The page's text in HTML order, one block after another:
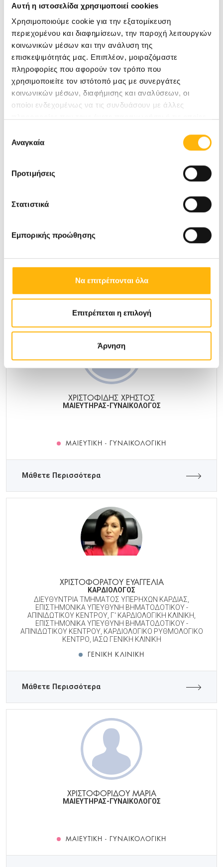
Αυτή η ιστοσελίδα χρησιμοποιεί cookies
Χρησιμοποιούμε cookie για την εξατομίκευση
περιεχομένου και διαφημίσεων, την παροχή λειτουργιών
κοινωνικών μέσων και την ανάλυση της
επισκεψιμότητάς μας. Επιπλέον, μοιραζόμαστε
πληροφορίες που αφορούν τον τρόπο που
χρησιμοποιείτε τον ιστότοπό μας με συνεργάτες
κοινωνικών μέσων, διαφήμισης και αναλύσεων, οι
οποίοι ενδεχομένως να τις συνδυάσουν με άλλες
των υπηρεσιών τους.
συγκατάθεσης
Αναγκαία
Προτιμήσεις
Στατιστικά
Εμπορικής προώθησης
Να επιτρέπονται όλα
Επιτρέπεται η επιλογή
Άρνηση
ΧΡΙΣΤΟΠΟΥΛΟΣ ΠΑΝΑΓΙΩΤΗΣ
ΜΑΙΕΥΤΗΡΑΣ-ΓΥΝΑΙΚΟΛΟΓΟΣ
ΕΠΙΚΟΥΡΟΣ ΚΑΘΗΓΗΤΗΣ ΜΑΙΕΥΤΙΚΗΣ & ΓΥΝΑΙΚΟΛΟΓΙΑΣ -
ΠΑΙΔΙΚΗΣ & ΕΦΗΒΙΚΗΣ ΓΥΝΑΙΚΟΛΟΓΙΑΣ
Β' ΜΑΙΕΥΤΙΚΗ - ΓΥΝΑΙΚΟΛΟΓΙΚΗ ΚΛΙΝΙΚΗ
ΕΘΝΙΚΟ & ΚΑΠΟΔΙΣΤΡΙΑΚΟ ΠΑΝΕΠΙΣΤΗΜΙΟ ΑΘΗΝΩΝ
ΜΑΙΕΥΤΙΚΉ - ΓΥΝΑΙΚΟΛΟΓΙΚΉ
Μάθετε Περισσότερα
ΜΑΙΕΥΤΙΚΉ - ΓΥΝΑΙΚΟΛΟΓΙΚΉ
ΧΡΙΣΤΟΦΙΔΗΣ ΧΡΗΣΤΟΣ
ΜΑΙΕΥΤΗΡΑΣ-ΓΥΝΑΙΚΟΛΟΓΟΣ
ΜΑΙΕΥΤΙΚΉ - ΓΥΝΑΙΚΟΛΟΓΙΚΉ
Μάθετε Περισσότερα
ΧΡΙΣΤΟΦΟΡΑΤΟΥ ΕΥΑΓΓΕΛΙΑ
ΚΑΡΔΙΟΛΟΓΟΣ
ΔΙΕΥΘΥΝΤΡΙΑ ΤΜΗΜΑΤΟΣ ΥΠΕΡΗΧΩΝ ΚΑΡΔΙΑΣ,
ΕΠΙΣΤΗΜΟΝΙΚΑ ΥΠΕΥΘΥΝΗ ΒΗΜΑΤΟΔΟΤΙΚΟΥ -
ΑΠΙΝΙΔΩΤΙΚΟΥ ΚΕΝΤΡΟΥ, Γ' ΚΑΡΔΙΟΛΟΓΙΚΗ ΚΛΙΝΙΚΗ,
ΕΠΙΣΤΗΜΟΝΙΚΑ ΥΠΕΥΘΥΝΗ ΒΗΜΑΤΟΔΟΤΙΚΟΥ -
ΑΠΙΝΙΔΩΤΙΚΟΥ ΚΕΝΤΡΟΥ, ΚΑΡΔΙΟΛΟΓΙΚΟ ΡΥΘΜΟΛΟΓΙΚΟ
ΚΕΝΤΡΟ, ΙΑΣΩ ΓΕΝΙΚΗ ΚΛΙΝΙΚΗ
ΓΕΝΙΚΉ ΚΛΙΝΙΚΉ
Μάθετε Περισσότερα
ΧΡΙΣΤΟΦΟΡΙΔΟΥ ΜΑΡΙΑ
ΜΑΙΕΥΤΗΡΑΣ-ΓΥΝΑΙΚΟΛΟΓΟΣ
ΜΑΙΕΥΤΙΚΉ - ΓΥΝΑΙΚΟΛΟΓΙΚΉ